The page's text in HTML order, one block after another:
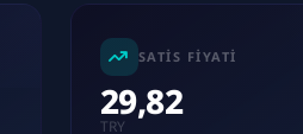
SATIS FIYATI
29,82
TRY